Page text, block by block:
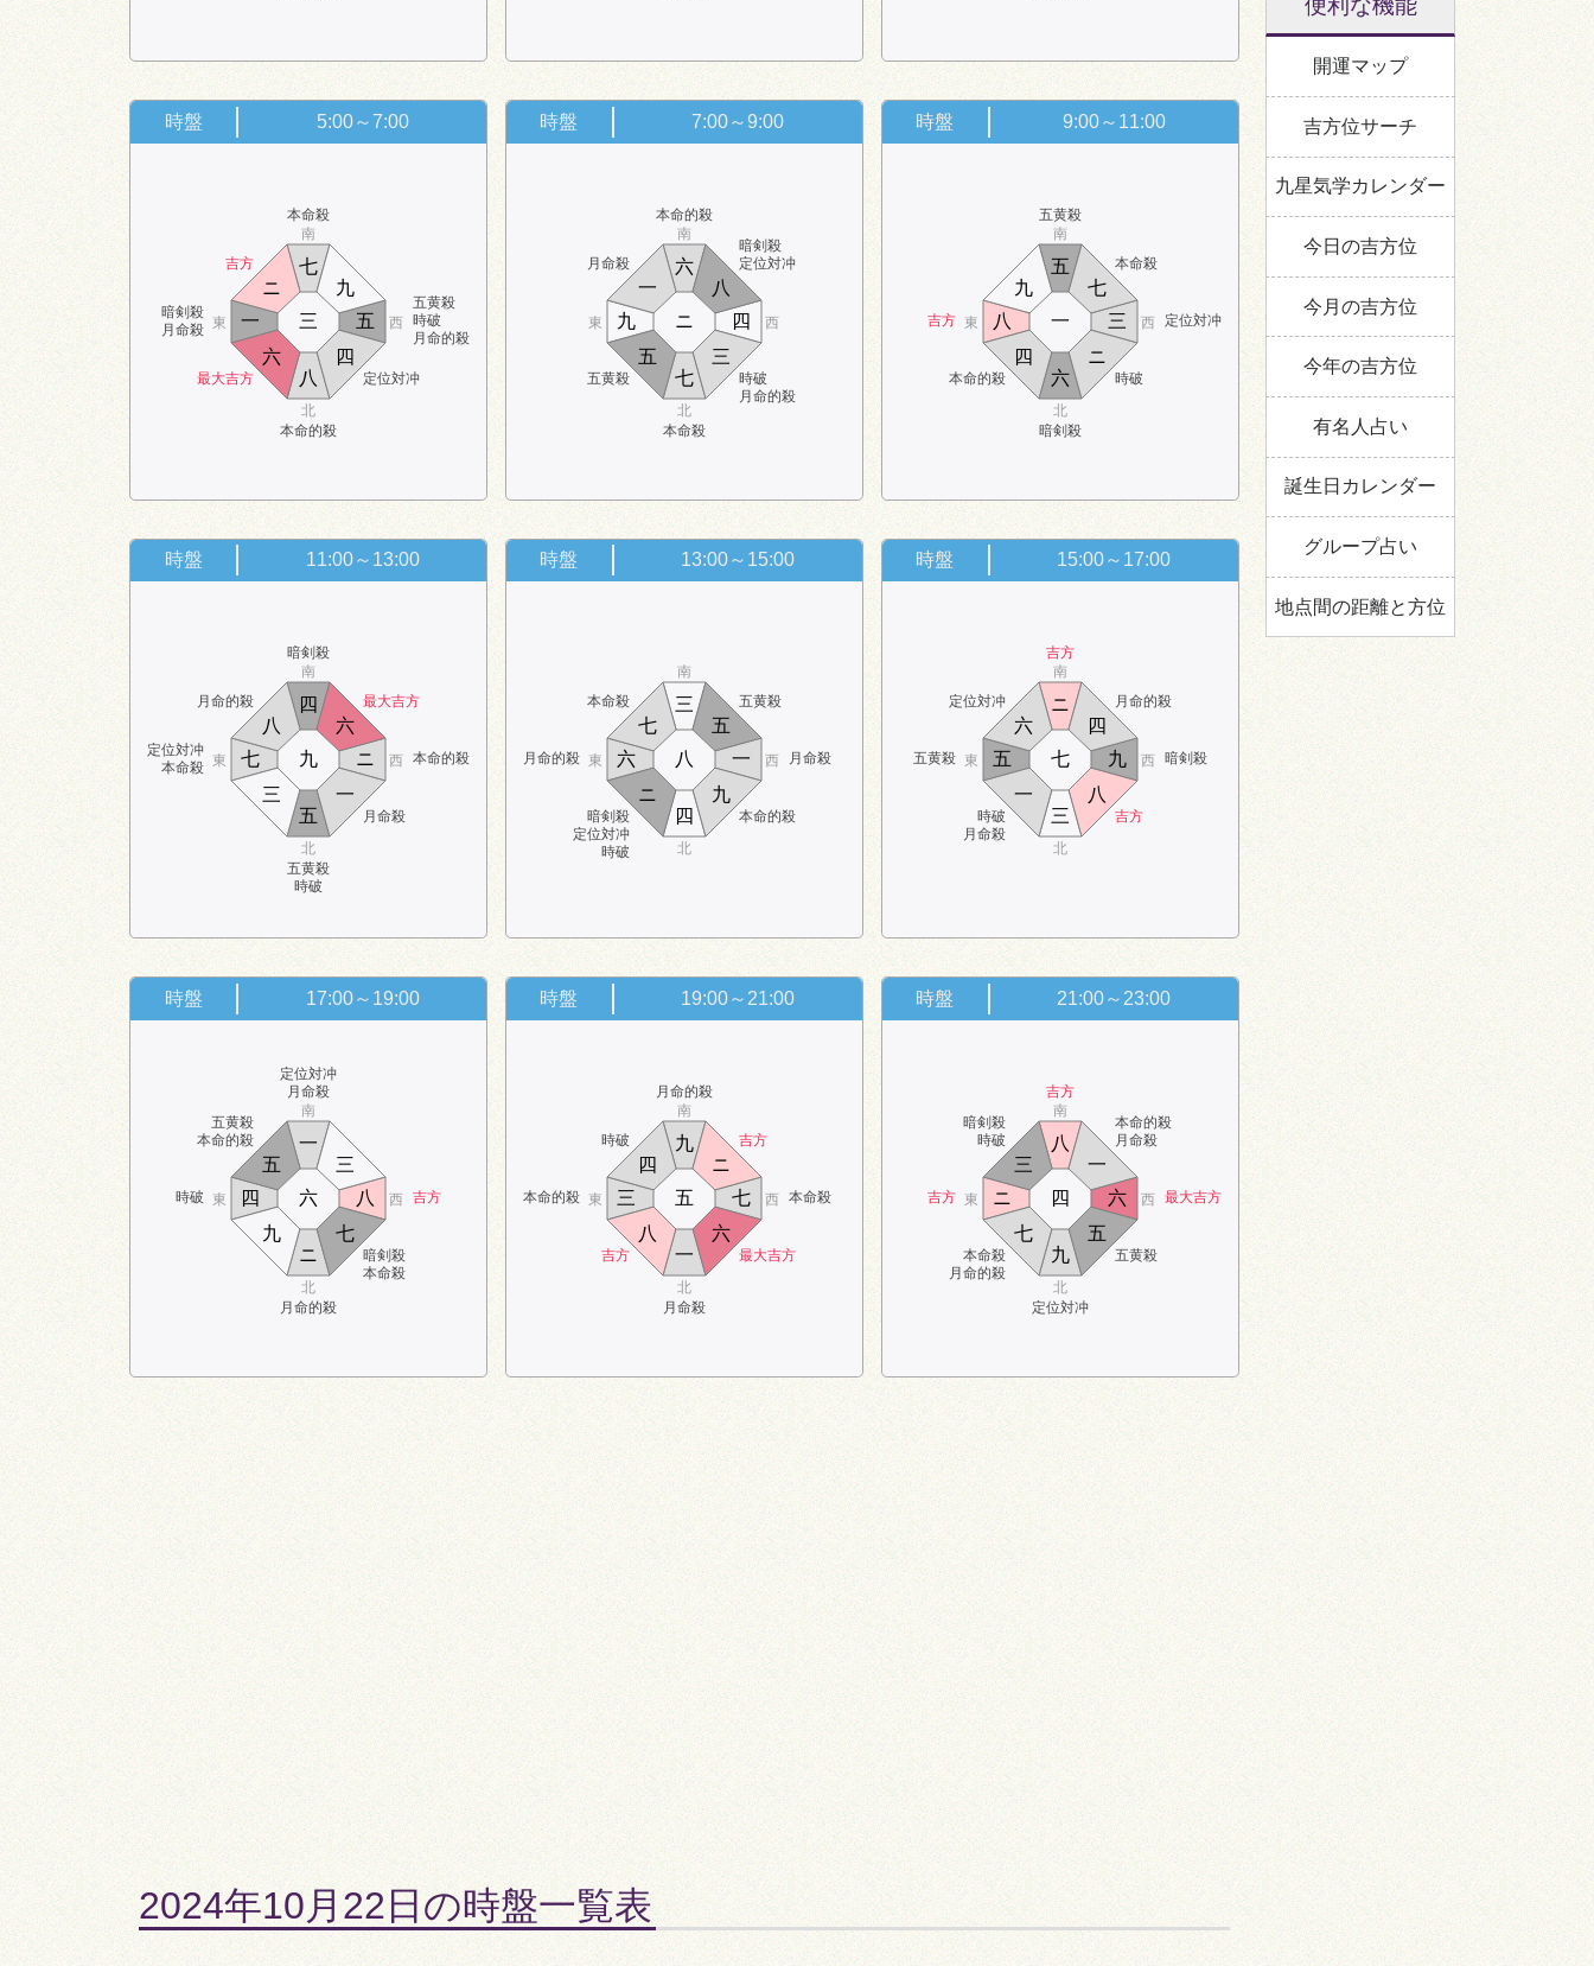
時盤 5:00～7:00
吉方
本命殺
暗剣殺
月命殺
五黄殺
時破
月命的殺
最大吉方
本命的殺
定位対冲
南
北
東 西
八
九
一
ニ
三
四
五
六
七
時盤 7:00～9:00
月命殺
本命的殺
暗剣殺
定位対冲
五黄殺
本命殺
時破
月命的殺
南
北
東 西
七
八
九
一
ニ
三
四
五
六
時盤 9:00～11:00
五黄殺
本命殺
吉方 定位対冲
本命的殺
暗剣殺
時破
南
北
東 西
六
七
八
九
一
ニ
三
四
五
時盤 11:00～13:00
月命的殺
暗剣殺
最大吉方
定位対冲
本命殺
本命的殺
五黄殺
時破
月命殺
南
北
東 西
五
六
七
八
九
一
ニ
三
四
時盤 13:00～15:00
本命殺 五黄殺
月命的殺 月命殺
暗剣殺
定位対冲
時破
本命的殺
南
北
東 西
四
五
六
七
八
九
一
ニ
三
時盤 15:00～17:00
定位対冲
吉方
月命的殺
五黄殺 暗剣殺
時破
月命殺
吉方
南
北
東 西
三
四
五
六
七
八
九
一
ニ
時盤 17:00～19:00
五黄殺
本命的殺
定位対冲
月命殺
時破 吉方
月命的殺
暗剣殺
本命殺
南
北
東 西
ニ
三
四
五
六
七
八
九
一
時盤 19:00～21:00
時破
月命的殺
吉方
本命的殺 本命殺
吉方
月命殺
最大吉方
南
北
東 西
一
ニ
三
四
五
六
七
八
九
時盤 21:00～23:00
暗剣殺
時破
吉方
本命的殺
月命殺
吉方 最大吉方
本命殺
月命的殺
定位対冲
五黄殺
南
北
東 西
九
一
ニ
三
四
五
六
七
八
2024年10月22日の時盤一覧表
便利な機能
開運マップ
吉方位サーチ
九星気学カレンダー
今日の吉方位
今月の吉方位
今年の吉方位
有名人占い
誕生日カレンダー
グループ占い
地点間の距離と方位